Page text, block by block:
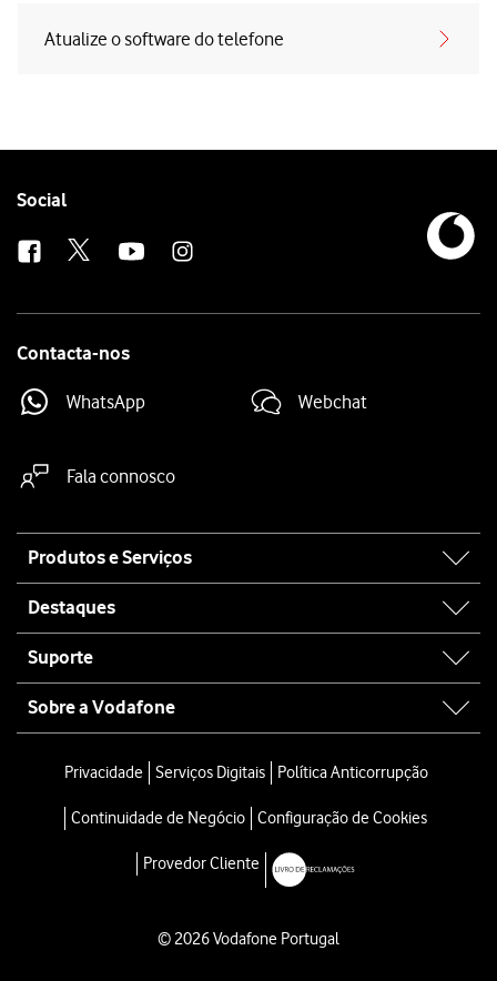
Atualize o software do telefone
Follow
Social
Contacta-nos
WhatsApp Webchat
Fala connosco
map
Produtos e Serviços
Destaques
Suporte
Sobre a Vodafone
Privacidade Serviços Digitais Política Anticorrupção
Continuidade de Negócio Configuração de Cookies
Provedor Cliente
© 2026 Vodafone Portugal